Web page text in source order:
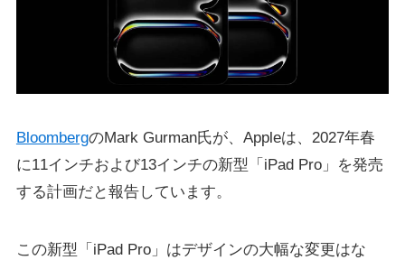
BloombergのMark Gurman氏が、Appleは、2027年春
に11インチおよび13インチの新型「iPad Pro」を発売
する計画だと報告しています。
この新型「iPad Pro」はデザインの大幅な変更はな